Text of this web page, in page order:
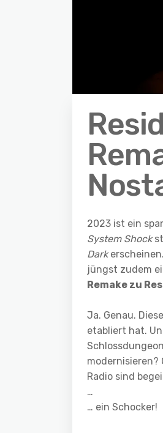
2023 ist ein
System Shock
Dark
jüngst zudem
Remake zu
Ja. Genau.
etabliert hat.
modernisieren?
Radio sind
…
… ein Schocker!